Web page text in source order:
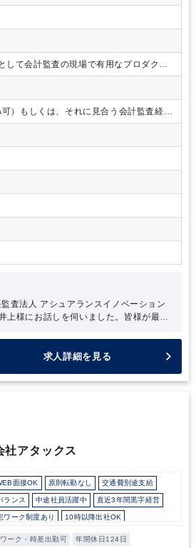
して会計監査の現場で有用なプロダクト
や公認会計士、エンジニアと協業しなが
きます。
）もしくは、それに見合う会計監査経
監査ツールなどのデジタル活用への知
システムの要件定義・設計・開発などの
な英語スキル
査法人 アシュアランスイノベーション
上様にお話しを伺いました。皆様が最も
こと。これは新しいことに日々挑戦する
ッション達成のために根本的な課題を発
。エンジニアに分かりやすく伝えること
は、テクノロジーと監査が融合し、もは
しれません。２つの専門知識を日々アッ
と、インタビューを通して感じることが
り良くしたい気持ちがある方や監査以外
です。
求人詳細を見る
社アタックス
面接OK 原則転勤なし 交通費別途支給
ランス 中途社員活躍中 直近3年間黒字経営
ワーク制度あり 10時以降出社OK
ら徒歩5分以内
ーク・時差出勤可
年間休日124日